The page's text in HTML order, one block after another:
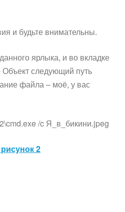
и будьте внимательны.
ярлыка, и во вкладке
следующий путь
файла – моё, у вас
/c Я_в_бикини.jpeg